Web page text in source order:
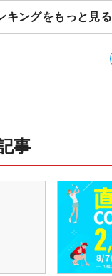
キングをもっと見る
事